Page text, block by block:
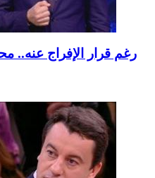
رغم قرار الإفراج عنه..